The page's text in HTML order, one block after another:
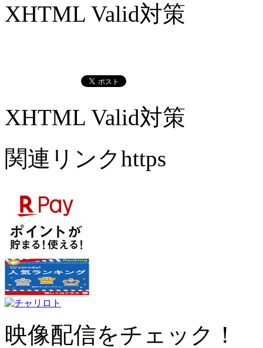
XHTML Valid対策
XHTML Valid対策
関連リンクhttps
映像配信をチェック！